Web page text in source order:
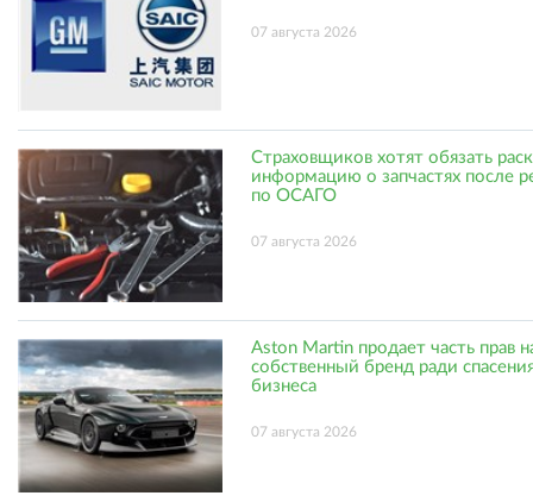
07 августа 2026
Страховщиков хотят обязать
информацию о запчастях после
по ОСАГО
07 августа 2026
Aston Martin продает часть прав
собственный бренд ради
бизнеса
07 августа 2026